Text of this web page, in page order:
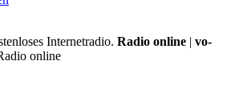
Internetradio. Radio online | vo-
online